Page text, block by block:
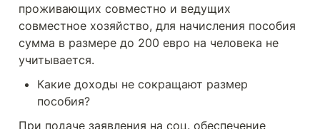
проживающих совместно и ведущих
совместное хозяйство, для начисления пособия
сумма в размере до 200 евро на человека не
учитывается.
Какие доходы не сокращают размер
пособия?
При подаче заявления на соц. обеспечение